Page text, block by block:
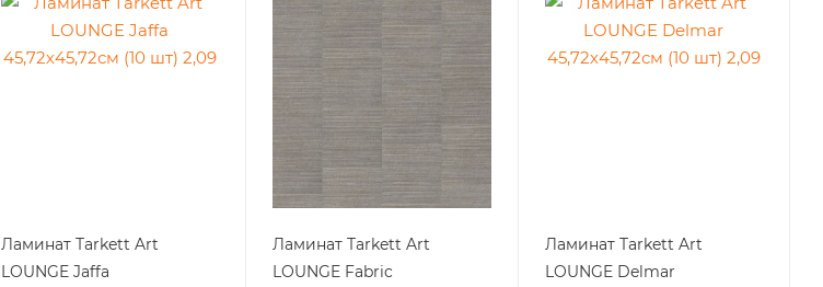
Ламинат Tarkett Art
LOUNGE Jaffa
Ламинат Tarkett Art
LOUNGE Fabric
Ламинат Tarkett Art
LOUNGE Delmar